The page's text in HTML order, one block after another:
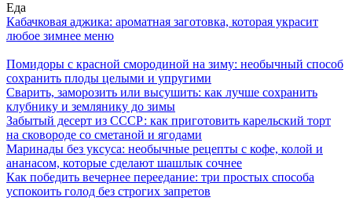
Еда
Кабачковая аджика: ароматная заготовка, которая украсит
любое зимнее меню
Помидоры с красной смородиной на зиму: необычный способ
сохранить плоды целыми и упругими
Сварить, заморозить или высушить: как лучше сохранить
клубнику и землянику до зимы
Забытый десерт из СССР: как приготовить карельский торт
на сковороде со сметаной и ягодами
Маринады без уксуса: необычные рецепты с кофе, колой и
ананасом, которые сделают шашлык сочнее
Как победить вечернее переедание: три простых способа
успокоить голод без строгих запретов